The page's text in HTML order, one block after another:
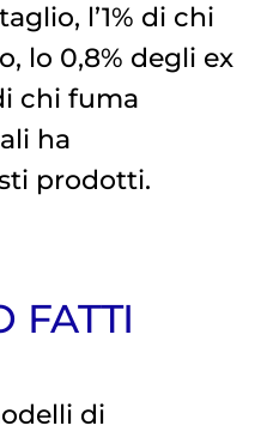
l’1% di chi
lo 0,8% degli ex
chi fuma
ha
prodotti.
FATTI
di